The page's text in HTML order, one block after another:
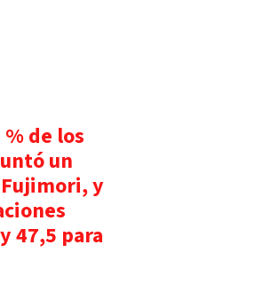
de los
un
y
47,5 para